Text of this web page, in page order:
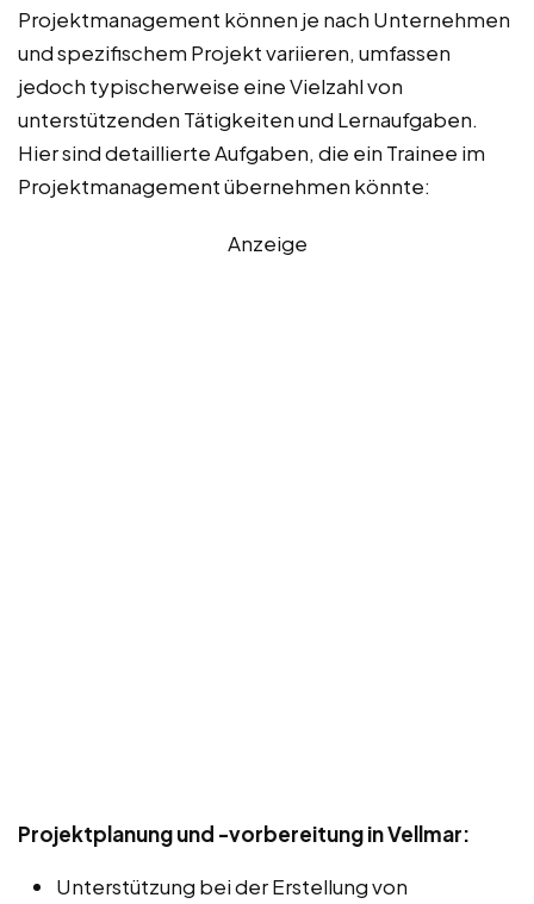
Projektmanagement können je nach Unternehmen
und spezifischem Projekt variieren, umfassen
jedoch typischerweise eine Vielzahl von
unterstützenden Tätigkeiten und Lernaufgaben.
Hier sind detaillierte Aufgaben, die ein Trainee im
Projektmanagement übernehmen könnte:
Anzeige
Projektplanung und -vorbereitung in Vellmar:
Unterstützung bei der Erstellung von